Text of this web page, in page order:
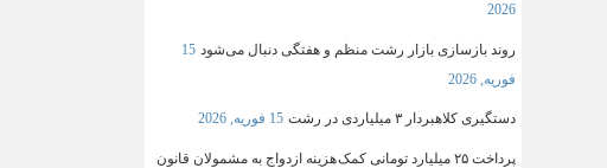
2026
روند بازسازی بازار رشت منظم و هفتگی دنبال می‌شود 15
فوریه, 2026
دستگیری کلاهبردار ۳ میلیاردی در رشت 15 فوریه, 2026
پرداخت ۲۵ میلیارد تومانی کمک هزینه ازدواج به مشمولان قانون